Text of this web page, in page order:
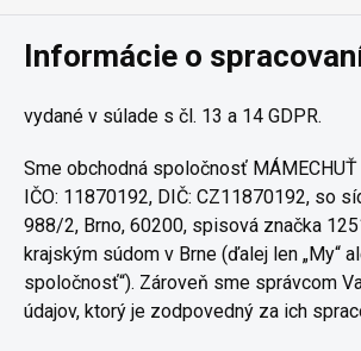
Informácie o
vydané v súlade s čl. 13 a 14 GDPR.
Sme obchodná spoločnosť MÁMECHUŤ
IČO: 11870192, DIČ: CZ11870192, so
988/2, Brno, 60200, spisová značka
krajským súdom v Brne (ďalej len „My“
spoločnosť“). Zároveň sme správcom
údajov, ktorý je zodpovedný za ich